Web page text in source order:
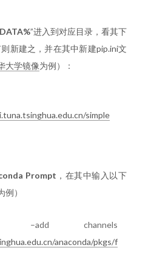
”进入到对应目录，看其下
新建之，并在其中新建pip.ini文
大学镜像为例）：
simple
Prompt ，在其中输入以下
例）
–add channels
anaconda/pkgs/f